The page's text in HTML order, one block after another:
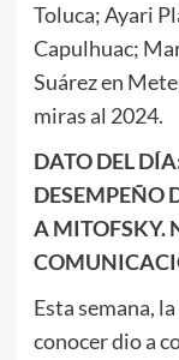
Toluca; Ayari
Capulhuac;
Suárez en
miras al 2024.
DATO DEL
DESEMPEÑO
A MITOFSKY.
Esta semana,
conocer dio a